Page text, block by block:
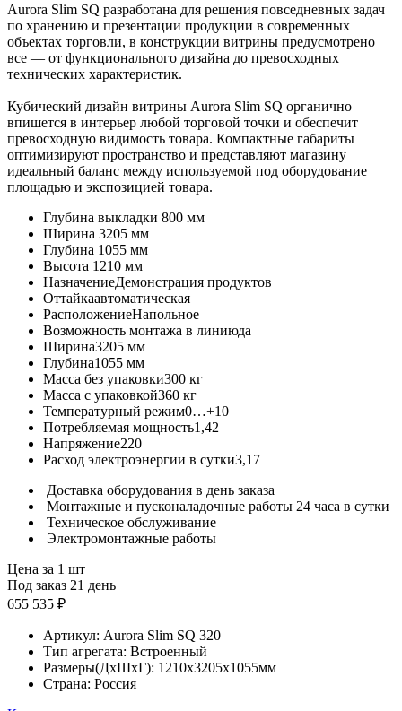
Aurora Slim SQ разработана для решения повседневных задач
по хранению и презентации продукции в современных
объектах торговли, в конструкции витрины предусмотрено
все — от функционального дизайна до превосходных
технических характеристик.
Кубический дизайн витрины Aurora Slim SQ органично
впишется в интерьер любой торговой точки и обеспечит
превосходную видимость товара. Компактные габариты
оптимизируют пространство и представляют магазину
идеальный баланс между используемой под оборудование
площадью и экспозицией товара.
Глубина выкладки 800 мм
Ширина 3205 мм
Глубина 1055 мм
Высота 1210 мм
НазначениеДемонстрация продуктов
Оттайкаавтоматическая
РасположениеНапольное
Возможность монтажа в линиюда
Ширина3205 мм
Глубина1055 мм
Масса без упаковки300 кг
Масса с упаковкой360 кг
Температурный режим0…+10
Потребляемая мощность1,42
Напряжение220
Расход электроэнергии в сутки3,17
Доставка оборудования в день заказа
Монтажные и пусконаладочные работы 24 часа в сутки
Техническое обслуживание
Электромонтажные работы
Цена за 1 шт
Под заказ 21 день
655 535 ₽
Артикул: Aurora Slim SQ 320
Тип агрегата: Встроенный
Размеры(ДхШхГ): 1210x3205x1055мм
Страна: Россия